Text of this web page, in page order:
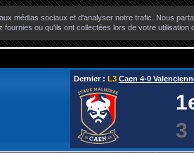
médias sociaux et d'analyser notre trafic. Nous
ou qu'ils ont collectées lors de votre utilisation
Dernier : L3 Caen 4-0
3